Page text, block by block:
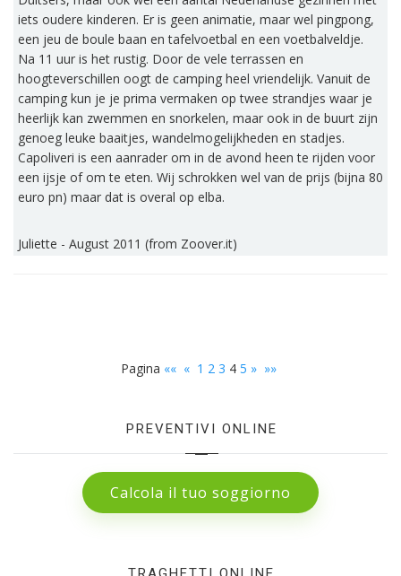
iets oudere kinderen. Er is geen animatie, maar wel pingpong,
een jeu de boule baan en tafelvoetbal en een voetbalveldje.
Na 11 uur is het rustig. Door de vele terrassen en
hoogteverschillen oogt de camping heel vriendelijk. Vanuit de
camping kun je je prima vermaken op twee strandjes waar je
heerlijk kan zwemmen en snorkelen, maar ook in de buurt zijn
genoeg leuke baaitjes, wandelmogelijkheden en stadjes.
Capoliveri is een aanrader om in de avond heen te rijden voor
een ijsje of om te eten. Wij schrokken wel van de prijs (bijna 80
euro pn) maar dat is overal op elba.
Juliette - August 2011 (from Zoover.it)
Pagina «« « 1 2 3 4 5 » »»
PREVENTIVI ONLINE
Calcola il tuo soggiorno